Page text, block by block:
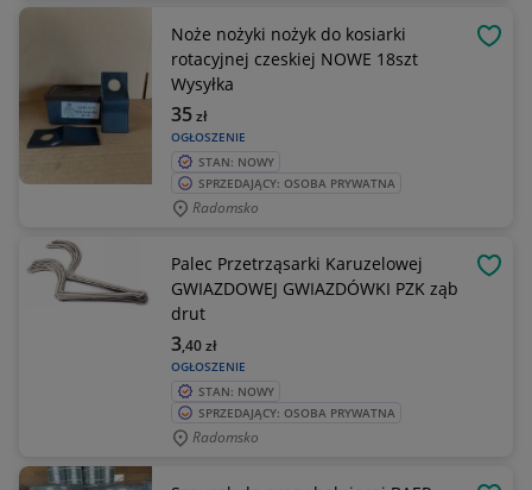
Noże nożyki nożyk do kosiarki
rotacyjnej czeskiej NOWE 18szt
Wysyłka
OGŁOSZENIE
35zł
STAN: NOWY
SPRZEDAJĄCY: OSOBA PRYWATNA
Radomsko
Palec Przetrząsarki Karuzelowej
GWIAZDOWEJ GWIAZDÓWKI PZK ząb
drut
OGŁOSZENIE
3,40zł
STAN: NOWY
SPRZEDAJĄCY: OSOBA PRYWATNA
Radomsko